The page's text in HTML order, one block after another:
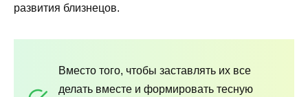
развития близнецов.
Вместо того, чтобы заставлять их все
делать вместе и формировать тесную